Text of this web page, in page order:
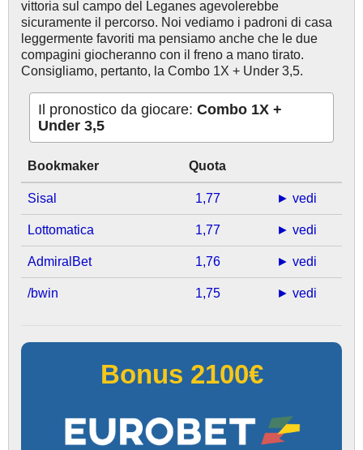
vittoria sul campo del Leganes agevolerebbe
sicuramente il percorso. Noi vediamo i padroni di casa
leggermente favoriti ma pensiamo anche che le due
compagini giocheranno con il freno a mano tirato.
Consigliamo, pertanto, la Combo 1X + Under 3,5.
Il pronostico da giocare: Combo 1X +
Under 3,5
Bookmaker Quota
Sisal 1,77 ► vedi
Lottomatica 1,77 ► vedi
AdmiralBet 1,76 ► vedi
/bwin 1,75 ► vedi
Bonus 2100€